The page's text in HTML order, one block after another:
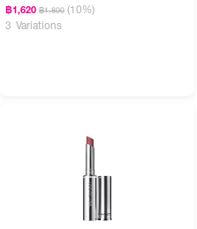
฿1,620 ฿1,800 (10%)
3 Variations